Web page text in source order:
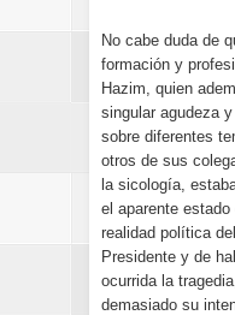
No cabe duda de
formación y
Hazim, quien
singular agudeza
sobre diferentes
otros de sus
la sicología,
el aparente
realidad política
Presidente y de
ocurrida la
demasiado su